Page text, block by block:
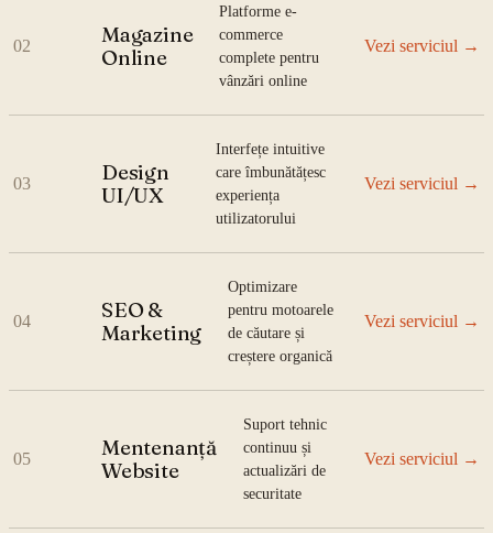
02
Magazine
Online
Platforme e-
commerce
complete pentru
vânzări online
Vezi serviciul →
03
Design
UI/UX
Interfețe intuitive
care îmbunătățesc
experiența
utilizatorului
Vezi serviciul→
04
SEO &
Marketing
Optimizare
pentru motoarele
de căutare și
creștere organică
Vezi serviciul →
05
Mentenanță
Website
Suport tehnic
continuu și
actualizări de
securitate
Vezi serviciul →